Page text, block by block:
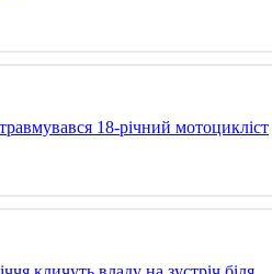
18-річний мотоцикліст